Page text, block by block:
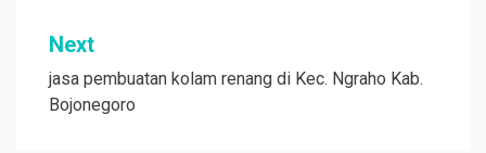
Next
jasa pembuatan kolam renang di Kec. Ngraho Kab.
Bojonegoro